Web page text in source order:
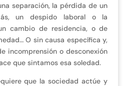
separación, la pérdida de un
un despido laboral o la
cambio de residencia, o de
O sin causa específica y,
incomprensión o desconexión
que sintamos esa soledad.
que la sociedad actúe y